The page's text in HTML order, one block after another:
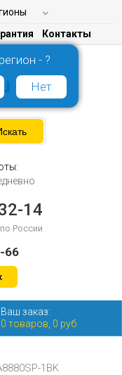
- ?
Нет
Контакты
14
России
66
Ваш заказ:
0 товаров, 0 руб
1BK